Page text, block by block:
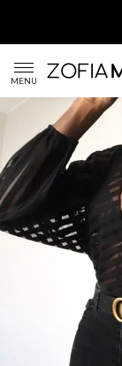
MENU
SUKIENKI
KOMPLETY
JEANSY
MODA PLAŻOWA